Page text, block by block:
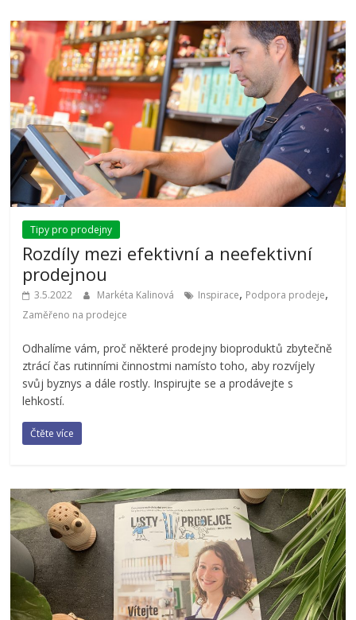
Tipy pro prodejny
Rozdíly mezi efektivní a neefektivní
prodejnou
3.5.2022 Markéta Kalinová Inspirace, Podpora prodeje,
Zaměřeno na prodejce
Odhalíme vám, proč některé prodejny bioproduktů zbytečně
ztrácí čas rutinními činnostmi namísto toho, aby rozvíjely
svůj byznys a dále rostly. Inspirujte se a prodávejte s
lehkostí.
Čtěte více